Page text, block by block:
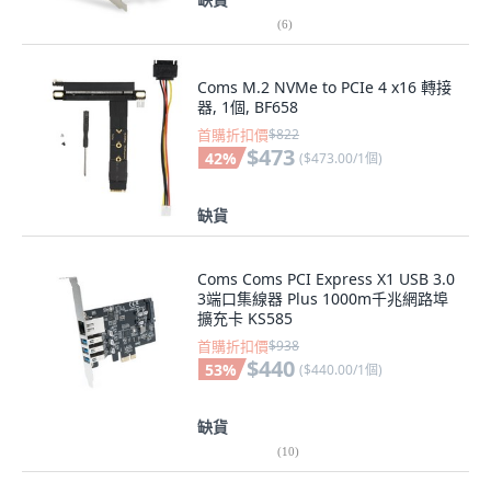
(6)
Coms M.2 NVMe to PCIe 4 x16 轉接
器, 1個, BF658
首購折扣價$822
42% $473 ($473.00/1個)
缺貨
Coms Coms PCI Express X1 USB 3.0
3端口集線器 Plus 1000m千兆網路埠
擴充卡 KS585
首購折扣價$938
53% $440 ($440.00/1個)
缺貨
(10)